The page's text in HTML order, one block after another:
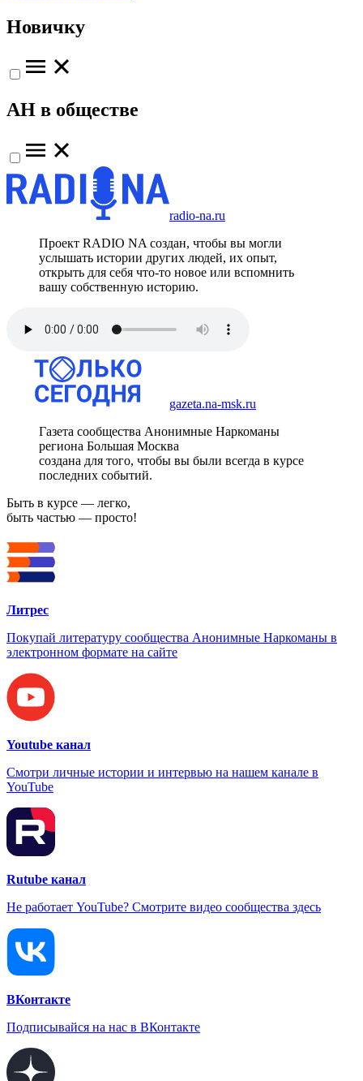
Новичку
АН в обществе
radio-na.ru
Проект RADIO NA создан, чтобы вы могли
услышать истории других людей, их опыт,
открыть для себя что-то новое или вспомнить
вашу собственную историю.
gazeta.na-msk.ru
Газета сообщества Анонимные Наркоманы
региона Большая Москва
создана для того, чтобы вы были всегда в курсе
последних событий.
Быть в курсе — легко,
быть частью — просто!
Литрес
Покупай литературу сообщества Анонимные Наркоманы в
электронном формате на сайте
Youtube канал
Смотри личные истории и интервью на нашем канале в
YouTube
Rutube канал
Не работает YouTube? Смотрите видео сообщества здесь
ВКонтакте
Подписывайся на нас в ВКонтакте